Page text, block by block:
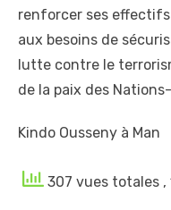
renforcer ses
aux besoins de
lutte contre le
de la paix des
Kindo Ousseny à Man
307 vues totales ,